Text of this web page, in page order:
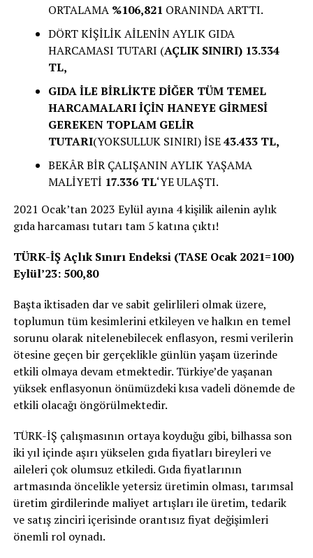
ORTALAMA %106,821 ORANINDA ARTTI.
DÖRT KİŞİLİK AİLENİN AYLIK GIDA
HARCAMASI TUTARI (AÇLIK SINIRI) 13.334
TL,
GIDA İLE BİRLİKTE DİĞER TÜM TEMEL
HARCAMALARI İÇİN HANEYE GİRMESİ
GEREKEN TOPLAM GELİR
TUTARI(YOKSULLUK SINIRI) İSE43.433 TL,
BEKÂR BİR ÇALIŞANIN AYLIK YAŞAMA
MALİYETİ 17.336 TL‘YE ULAŞTI.
2021 Ocak’tan 2023 Eylül ayına 4 kişilik ailenin aylık
gıda harcaması tutarı tam 5 katına çıktı!
TÜRK-İŞ Açlık Sınırı Endeksi (TASE Ocak 2021=100)
Eylül’23: 500,80
Başta iktisaden dar ve sabit gelirlileri olmak üzere,
toplumun tüm kesimlerini etkileyen ve halkın en temel
sorunu olarak nitelenebilecek enflasyon, resmi verilerin
ötesine geçen bir gerçeklikle günlün yaşam üzerinde
etkili olmaya devam etmektedir. Türkiye’de yaşanan
yüksek enflasyonun önümüzdeki kısa vadeli dönemde de
etkili olacağı öngörülmektedir.
TÜRK-İŞ çalışmasının ortaya koyduğu gibi, bilhassa son
iki yıl içinde aşırı yükselen gıda fiyatları bireyleri ve
aileleri çok olumsuz etkiledi. Gıda fiyatlarının
artmasında öncelikle yetersiz üretimin olması, tarımsal
üretim girdilerinde maliyet artışları ile üretim, tedarik
ve satış zinciri içerisinde orantısız fiyat değişimleri
önemli rol oynadı.